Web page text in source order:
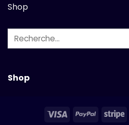
Shop
Recherche
pour :
Shop